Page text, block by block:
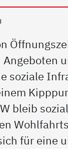
soziale
bleib
für eine